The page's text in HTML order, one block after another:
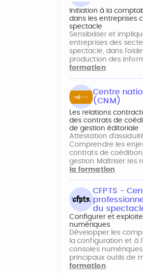
Initiation à la
dans les entreprises
spectacle
Sensibiliser et
entreprises des
spectacle, dans
production des
formation
Centre
(CNM)
Les relations
des contrats de
de gestion éditoriale
Attestation
Comprendre les
contrats de
gestion Maîtriser les
la formation
CFPTS -
du
Configurer et
numériques
Développer les
la configuration et à
consoles
principaux outils de
formation